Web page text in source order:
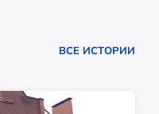
ВСЕ ИСТОРИИ